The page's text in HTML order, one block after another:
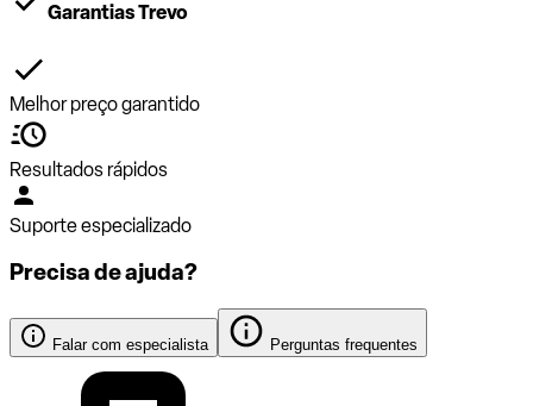
Garantias Trevo
Melhor preço garantido
Resultados rápidos
Suporte especializado
Precisa de ajuda?
Falar com especialista Perguntas frequentes